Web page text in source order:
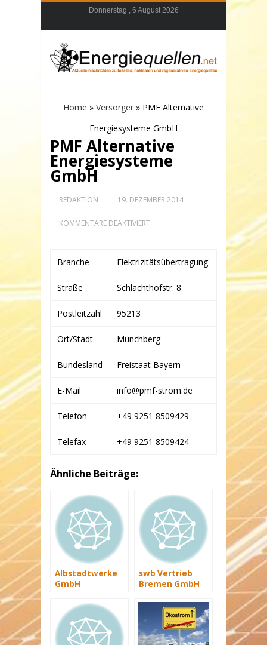
Donnerstag , 6 August 2026
Home » Versorger » PMF Alternative
Energiesysteme GmbH
PMF Alternative
Energiesysteme
GmbH
REDAKTION 19. DEZEMBER 2014
KOMMENTARE DEAKTIVIERTFÜR
GMBH
Branche Elektrizitätsübertragung
Straße Schlachthofstr. 8
Postleitzahl 95213
Ort/Stadt Münchberg
Bundesland Freistaat Bayern
E-Mail info@pmf-strom.de
Telefon +49 9251 8509429
Telefax +49 9251 8509424
Ähnliche Beiträge:
Albstadtwerke
GmbH
swb Vertrieb
Bremen GmbH